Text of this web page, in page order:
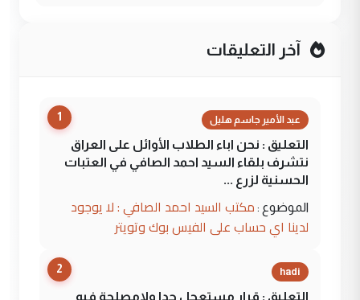
آخر التعليقات
1 عبد الأمير جاسم هليل
التعليق : نحن اباء الطلاب الأوائل على العراق
نتشرف بلقاء السيد احمد الصافي في العتبات
الحسنية لزرع ...
الموضوع : مكتب السيد احمد الصافي : لا يوجود
لدينا اي حساب على الفيس بوك وتويتر
2 hadi
التعليق : قرار مستعجل جدا ولامصلحة فيه